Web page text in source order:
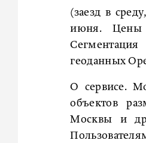
(заезд в
июня. Цены
геоданных
О сервисе.
объектов
Москвы и